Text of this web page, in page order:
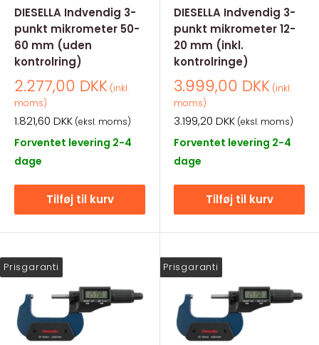
DIESELLA Indvendig 3-
punkt mikrometer 50-
60 mm (uden
kontrolring)
Salgspris
2.277,00 DKK (inkl.
moms)
Salgspris
1.821,60 DKK (eksl. moms)
Forventet levering 2-4
dage
Tilføj til kurv
DIESELLA Indvendig 3-
punkt mikrometer 12-
20 mm (inkl.
kontrolringe)
Salgspris
3.999,00 DKK (inkl.
moms)
Salgspris
3.199,20 DKK (eksl. moms)
Forventet levering 2-4
dage
Tilføj til kurv
Prisgaranti Prisgaranti